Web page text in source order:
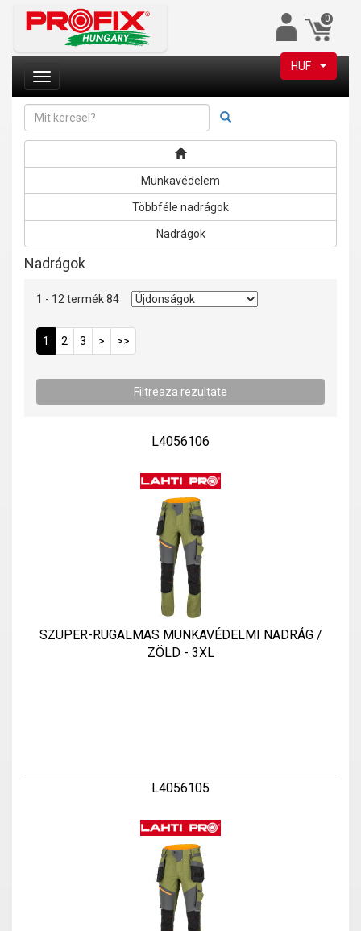
0
HUF
Munkavédelem
Többféle nadrágok
Nadrágok
Nadrágok
1 - 12 termék 84
1 2 3 > >>
L4056106
SZUPER-RUGALMAS MUNKAVÉDELMI NADRÁG /
ZÖLD - 3XL
L4056105